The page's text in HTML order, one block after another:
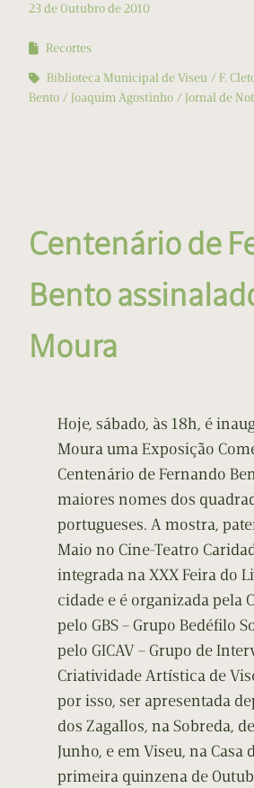
23 de Outubro de 2010
Recortes
Biblioteca Municipal de Viseu
F.
Bento
Joaquim Agostinho Jornal de
Centenário de
Bento
Moura
Hoje, sábado, às 18h, é
Moura uma Exposição
Centenário de Fernando
maiores nomes dos
portugueses. A mostra,
Maio no Cine-Teatro
integrada na XXX Feira do
cidade e é organizada pela
pelo GBS – Grupo Bedéfilo
pelo GICAV – Grupo de
Criatividade Artística de
por isso, ser apresentada
dos Zagallos, na Sobreda,
Junho, e em Viseu, na Casa
primeira quinzena de